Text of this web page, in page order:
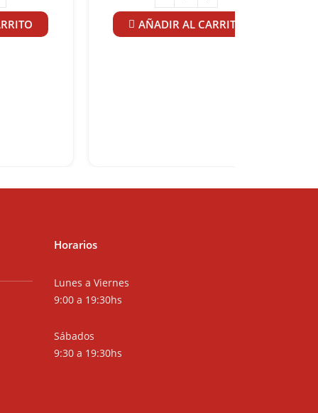
AÑADIR AL CARRITO
Horarios
Lunes a Viernes
9:00 a 19:30hs
Sábados
9:30 a 19:30hs